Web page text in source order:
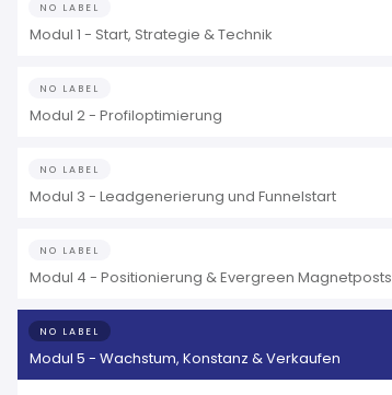
NO LABEL
Modul 1 - Start, Strategie & Technik
NO LABEL
Modul 2 - Profiloptimierung
NO LABEL
Modul 3 - Leadgenerierung und Funnelstart
NO LABEL
Modul 4 - Positionierung & Evergreen Magnetposts
NO LABEL
Modul 5 - Wachstum, Konstanz & Verkaufen